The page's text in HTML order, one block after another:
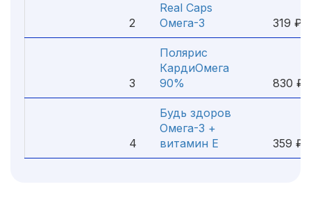
2
Real Caps
Омега-3
319 ₽
3
Полярис
КардиОмега
90%
830 ₽
4
Будь здоров
Омега-3 +
витамин Е
359 ₽